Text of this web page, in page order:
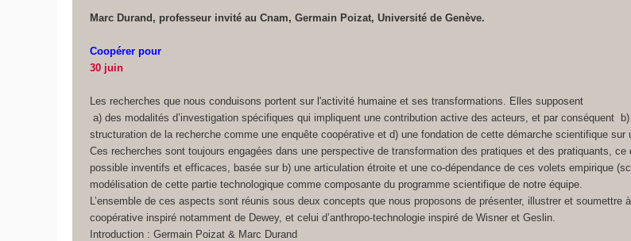
Marc Durand, professeur invité au Cnam, Germain Poizat, Université de Genève.
Coopérer pour
30 juin
Les recherches que nous conduisons portent sur l'activité humaine et ses transformations. Elles supposent
a) des modalités d’investigation spécifiques qui impliquent une contribution active des acteurs, et par conséquent
structuration de la recherche comme une enquête coopérative et d) une fondation de cette démarche scientifique
Ces recherches sont toujours engagées dans une perspective de transformation des pratiques et des pratiquants,
possible inventifs et efficaces, basée sur b) une articulation étroite et une co-dépendance de ces volets empirique
modélisation de cette partie technologique comme composante du programme scientifique de notre équipe.
L’ensemble de ces aspects sont réunis sous deux concepts que nous proposons de présenter, illustrer et
coopérative inspiré notamment de Dewey, et celui d’anthropo-technologie inspiré de Wisner et Geslin.
Introduction : Germain Poizat & Marc Durand